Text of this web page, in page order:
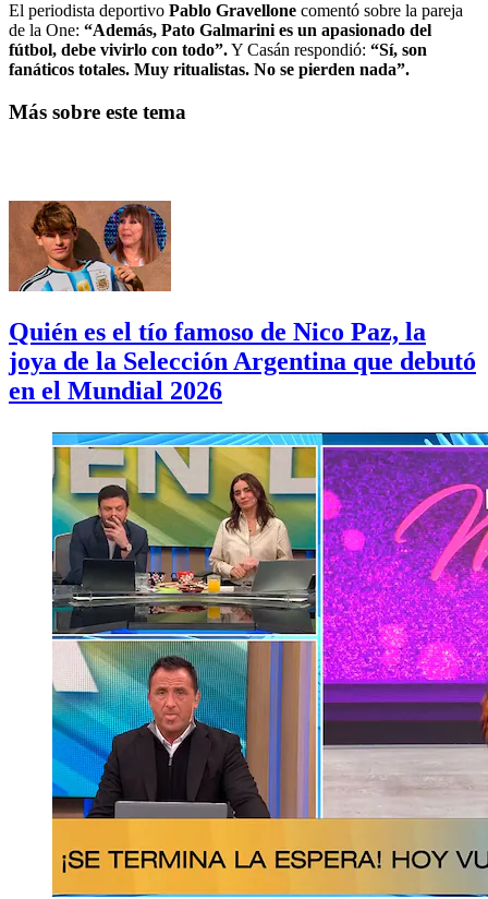
El periodista deportivo Pablo Gravellone comentó sobre la pareja
de la One: “Además, Pato Galmarini es un apasionado del
fútbol, debe vivirlo con todo”.Y Casán respondió: “Sí, son
fanáticos totales. Muy ritualistas. No se pierden nada”.
Más sobre este tema
Quién es el tío famoso de Nico Paz, la
joya de la Selección Argentina que debutó
en el Mundial 2026